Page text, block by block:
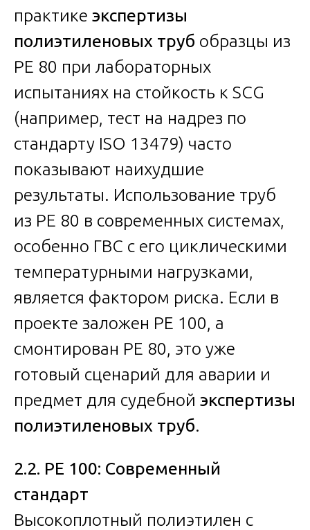
практике экспертизы
полиэтиленовых труб образцы из
PE 80 при лабораторных
испытаниях на стойкость к SCG
(например, тест на надрез по
стандарту ISO 13479) часто
показывают наихудшие
результаты. Использование труб
из PE 80 в современных системах,
особенно ГВС с его циклическими
температурными нагрузками,
является фактором риска. Если в
проекте заложен PE 100, а
смонтирован PE 80, это уже
готовый сценарий для аварии и
предмет для судебной экспертизы
полиэтиленовых труб.
2.2. PE 100: Современный
стандарт
Высокоплотный полиэтилен с